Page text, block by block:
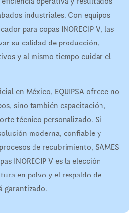
industriales. Con equipos
para copas INORECIP V, las
su calidad de producción,
y al mismo tiempo cuidar el
en México, EQUIPSA ofrece no
sino también capacitación,
técnico personalizado. Si
moderna, confiable y
de recubrimiento, SAMES
INORECIP V es la elección
en polvo y el respaldo de
garantizado.